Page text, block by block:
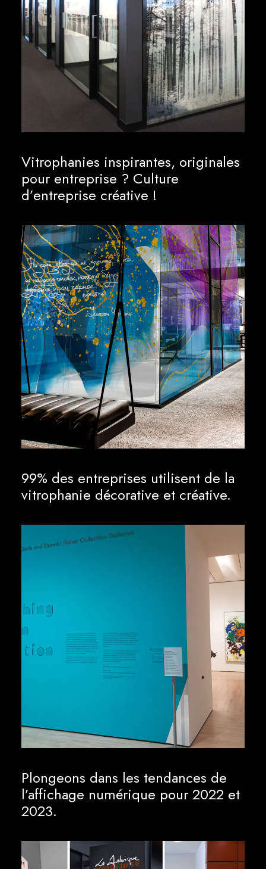
Vitrophanies inspirantes, originales
pour entreprise ? Culture
d’entreprise créative !
99% des entreprises utilisent de la
vitrophanie décorative et créative.
Plongeons dans les tendances de
l’affichage numérique pour 2022 et
2023.